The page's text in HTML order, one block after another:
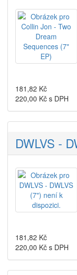
181,82 Kč
220,00 Kč s DPH
DWLVS -
181,82 Kč
220,00 Kč s DPH